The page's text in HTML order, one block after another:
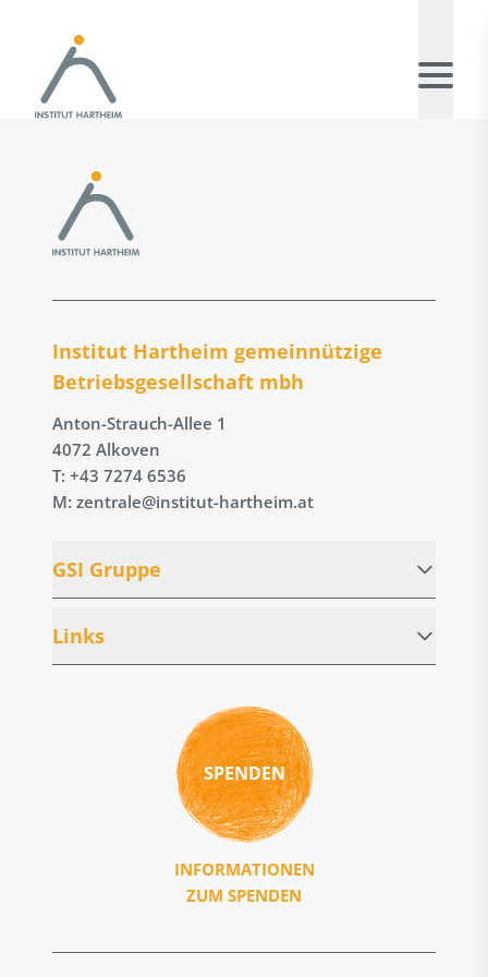
Institut Hartheim gemeinnützige
Betriebs­gesellschaft mbh
Anton-Strauch-Allee 1
4072 Alkoven
T: +43 7274 6536
M: zentrale@institut-hartheim.at
GSI Gruppe
Links
SPENDEN
INFORMATIONEN
ZUM SPENDEN